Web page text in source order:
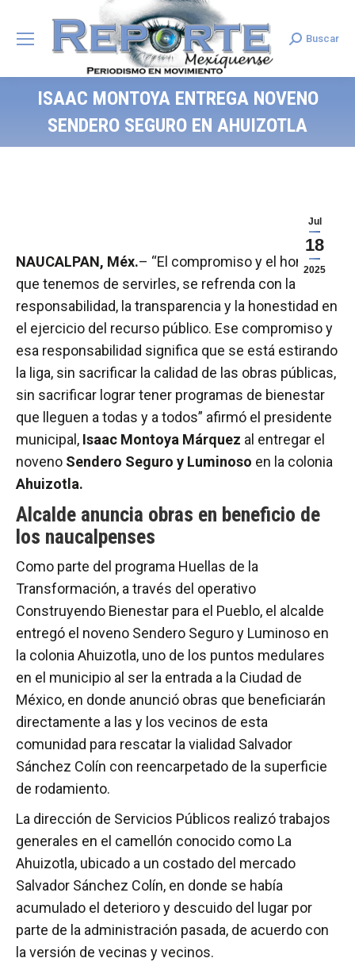
Search:
Buscar
ISAAC MONTOYA ENTREGA NOVENO
SENDERO SEGURO EN AHUIZOTLA
Jul
18
2025
NAUCALPAN, Méx.– “El compromiso y el honor
que tenemos de servirles, se refrenda con la
responsabilidad, la transparencia y la honestidad en
el ejercicio del recurso público. Ese compromiso y
esa responsabilidad significa que se está estirando
la liga, sin sacrificar la calidad de las obras públicas,
sin sacrificar lograr tener programas de bienestar
que lleguen a todas y a todos” afirmó el presidente
municipal, Isaac Montoya Márquez al entregar el
noveno Sendero Seguro y Luminoso en la colonia
Ahuizotla.
Alcalde anuncia obras en beneficio de
los naucalpenses
Como parte del programa Huellas de la
Transformación, a través del operativo
Construyendo Bienestar para el Pueblo, el alcalde
entregó el noveno Sendero Seguro y Luminoso en
la colonia Ahuizotla, uno de los puntos medulares
en el municipio al ser la entrada a la Ciudad de
México, en donde anunció obras que beneficiarán
directamente a las y los vecinos de esta
comunidad para rescatar la vialidad Salvador
Sánchez Colín con reencarpetado de la superficie
de rodamiento.
La dirección de Servicios Públicos realizó trabajos
generales en el camellón conocido como La
Ahuizotla, ubicado a un costado del mercado
Salvador Sánchez Colín, en donde se había
acumulado el deterioro y descuido del lugar por
parte de la administración pasada, de acuerdo con
la versión de vecinas y vecinos.